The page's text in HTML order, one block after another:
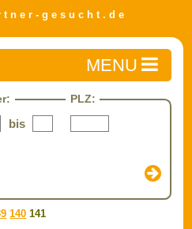
e r - g e s u c h t . d e
Home
Reisepartner finden
Detailsuche
Private Anzeige aufgeben
Anzeige aufgeben